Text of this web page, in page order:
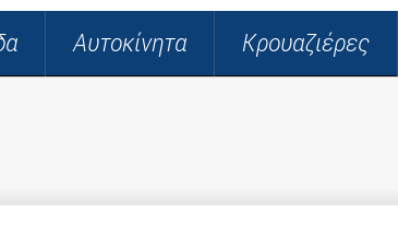
Αυτοκίνητα Κρουαζιέρες